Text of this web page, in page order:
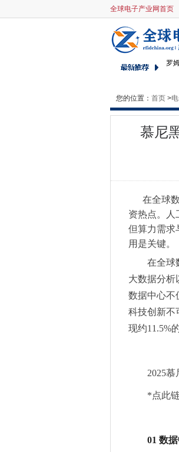
全球电子产业网首页
科
罗
点
优
优
加
感
第
躬
躬
后
龙
突
贝
您的位置： 首页 >
慕尼
在全球数
资热点。人
但算力需求
用是关键。
在全球
大数据分析
数据中心不
科技创新不
现约11.5%
2025
*点此
01 数